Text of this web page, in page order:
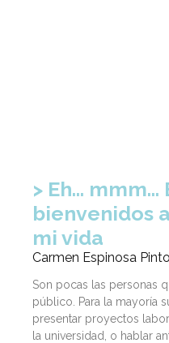
Eh… mmm…
bienvenidos
mi vida
Carmen Espinosa
Son pocas las personas
público. Para la mayoría
presentar proyectos
la universidad, o hablar